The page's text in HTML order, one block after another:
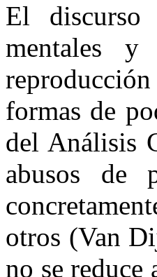
El discurso
mentales
formas de
del Análisis
abusos de
otros (Van
no se reduce